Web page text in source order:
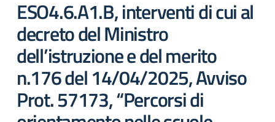
ESO4.6.A1.B, interventi di cui al
decreto del Ministro
dell’istruzione e del merito
n.176 del 14/04/2025, Avviso
Prot. 57173, “Percorsi di